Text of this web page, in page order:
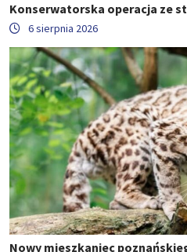
Konserwatorska operacja ze
6 sierpnia 2026
Nowy mieszkaniec